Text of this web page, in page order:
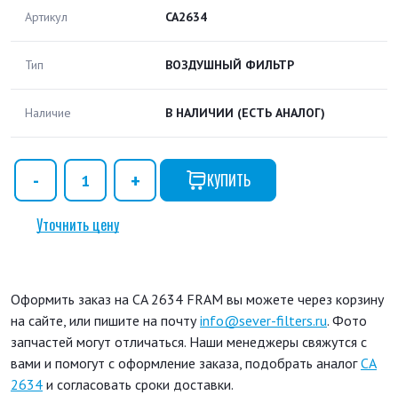
Артикул CA2634
Тип ВОЗДУШНЫЙ ФИЛЬТР
Наличие В НАЛИЧИИ (ЕСТЬ АНАЛОГ)
КУПИТЬ
Уточнить цену
Оформить заказ на CA 2634 FRAM вы можете через корзину
на сайте, или пишите на почтуinfo@sever-filters.ru. Фото
запчастей могут отличаться. Наши менеджеры свяжутся с
вами и помогут с оформление заказа, подобрать аналогCA
2634 и согласовать сроки доставки.